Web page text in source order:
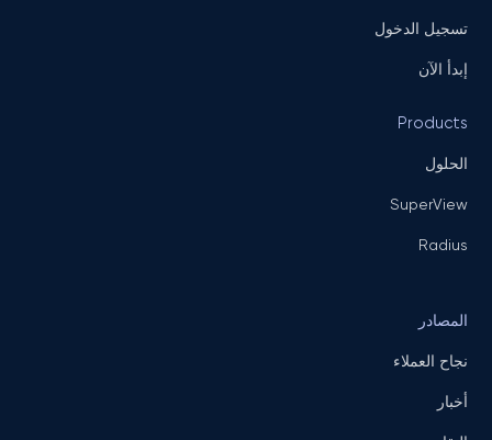
تسجيل الدخول
إبدأ الآن
Products
الحلول
SuperView
Radius
المصادر
نجاح العملاء
أخبار